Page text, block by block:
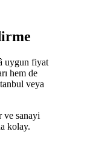
uygun fiyat
hem de
veya
ve sanayi
kolay.